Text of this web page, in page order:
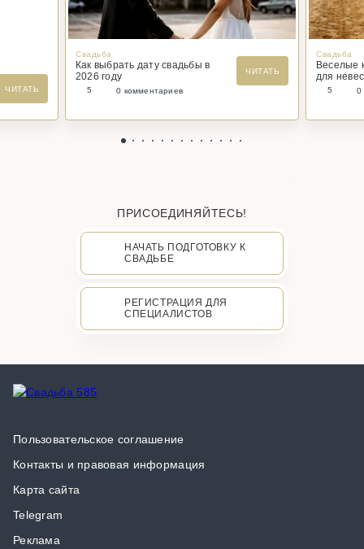
ЧИТАТЬ
Свадьба
Как выбрать дату свадьбы в
2026 году
ЧИТАТЬ
5 0 комментариев
Свадьба
Веселые
для
5 0
ПРИСОЕДИНЯЙТЕСЬ!
НАЧАТЬ ПОДГОТОВКУ К
СВАДЬБЕ
РЕГИСТРАЦИЯ ДЛЯ
СПЕЦИАЛИСТОВ
Пользовательское соглашение
Контакты и правовая информация
Карта сайта
Telegram
Реклама